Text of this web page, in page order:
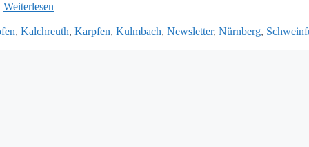
Weiterlesen
, Kalchreuth, Karpfen, Kulmbach, Newsletter, Nürnberg,